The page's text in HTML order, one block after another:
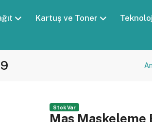
Kartuş ve Toner
Stok Var
Mas Maskeleme